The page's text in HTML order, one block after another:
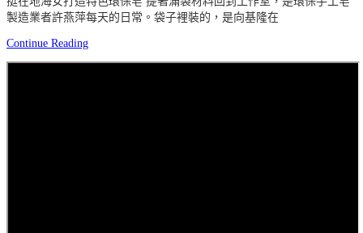
製造業者許燕萍每天的日常。袋子裡裝的，是向基隆在
Continue Reading